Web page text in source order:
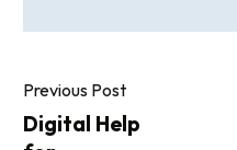
Previous Post
Digital Help